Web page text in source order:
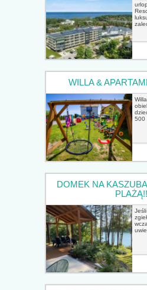
WILLA &
500
DOMEK NA